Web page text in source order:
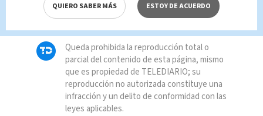
covid-19
Queda prohibida la reproducción total o
parcial del contenido de esta página, mismo
que es propiedad de TELEDIARIO; su
reproducción no autorizada constituye una
infracción y un delito de conformidad con las
leyes aplicables.
QUIERO SABER MÁS ESTOY DE ACUERDO